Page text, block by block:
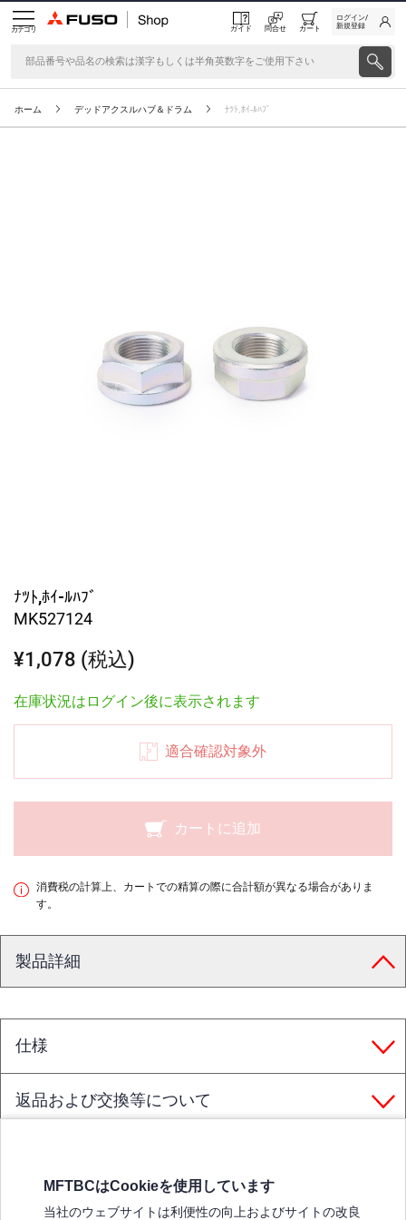
カテゴリ ガイド 問合せ カート
ログイン/
新規登録
ホーム デッドアクスルハブ＆ドラム ﾅﾂﾄ,ﾎｲ-ﾙﾊﾌﾞ
ﾅﾂﾄ,ﾎｲ-ﾙﾊﾌﾞ
MK527124
¥1,078 (税込)
在庫状況はログイン後に表示されます
適合確認対象外
カートに追加
消費税の計算上、カートでの精算の際に合計額が異なる場合がありま
す。
製品詳細
仕様
返品および交換等について
MFTBCはCookieを使用しています
当社のウェブサイトは利便性の向上およびサイトの改良